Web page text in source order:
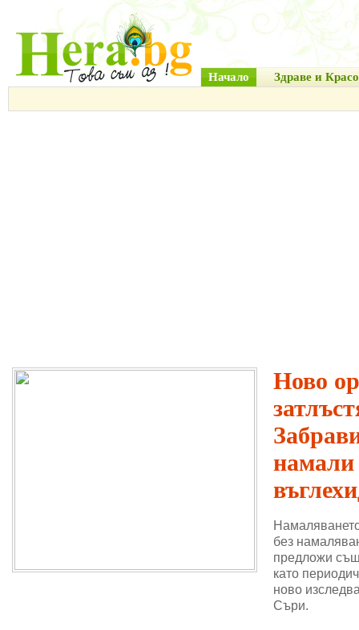
Начало Здраве и
Ново
намали
без
предложи
като
ново
Съри.